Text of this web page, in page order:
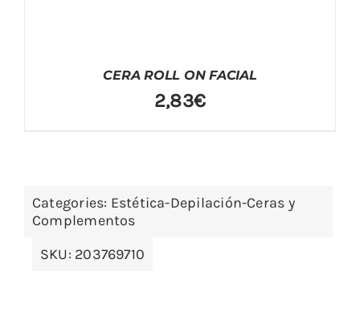
CERA ROLL ON FACIAL
2,83€
Categories: Estética-Depilación-Ceras y
Complementos
SKU: 203769710